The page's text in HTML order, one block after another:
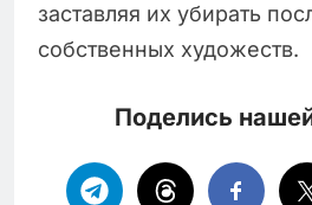
заставляя их убирать
собственных художеств.
Поделись